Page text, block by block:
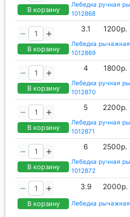
В корзину
Лебедка ручная
1012868
В корзину
3.1 1200р.
Лебедка
1012869
В корзину
4 1800р.
Лебедка ручная
1012870
В корзину
5 2200р.
Лебедка ручная
1012871
В корзину
6 2500р.
Лебедка ручная
1012872
В корзину
3.9 2000р.
Лебедка